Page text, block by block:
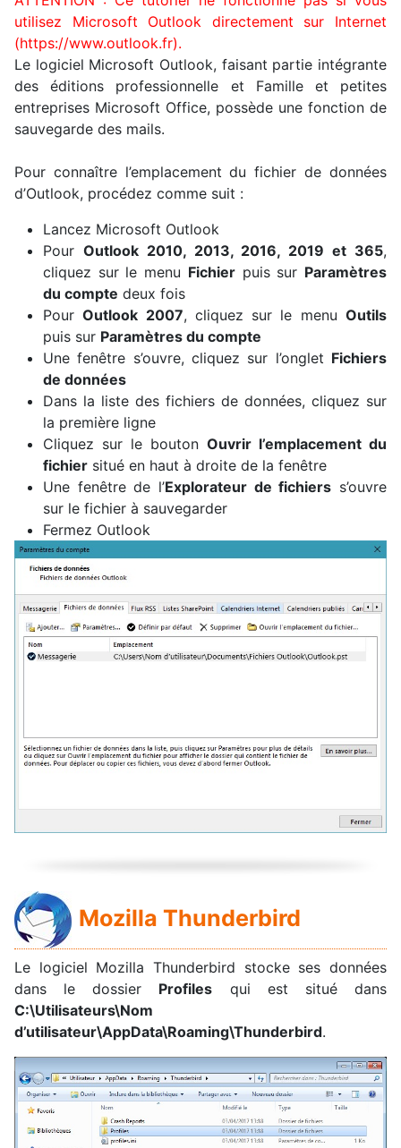
utilisez Microsoft Outlook directement sur Internet
(https://www.outlook.fr).
Le logiciel Microsoft Outlook, faisant partie intégrante
des éditions professionnelle et Famille et petites
entreprises Microsoft Office, possède une fonction de
sauvegarde des mails.
Pour connaître l’emplacement du fichier de données
d’Outlook, procédez comme suit :
Lancez Microsoft Outlook
Pour Outlook 2010, 2013, 2016, 2019 et 365,
cliquez sur le menu Fichierpuis sur Paramètres
du compte deux fois
PourOutlook 2007, cliquez sur le menuOutils
puis sur Paramètres du compte
Une fenêtre s’ouvre, cliquez sur l’onglet Fichiers
de données
Dans la liste des fichiers de données, cliquez sur
la première ligne
Cliquez sur le bouton Ouvrir l’emplacement du
fichier situé en haut à droite de la fenêtre
Une fenêtre de l’Explorateur de fichiers s’ouvre
sur le fichier à sauvegarder
Fermez Outlook
Mozilla Thunderbird
Le logiciel Mozilla Thunderbird stocke ses données
dans le dossier Profiles qui est situé dans
C:\Utilisateurs\Nom
d’utilisateur\AppData\Roaming\Thunderbird.